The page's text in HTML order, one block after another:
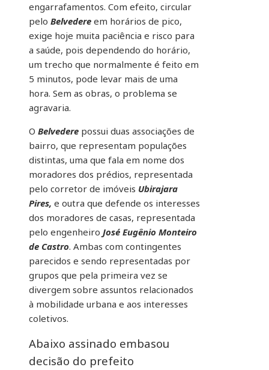
engarrafamentos. Com efeito, circular
pelo Belvedere em horários de pico,
exige hoje muita paciência e risco para
a saúde, pois dependendo do horário,
um trecho que normalmente é feito em
5 minutos, pode levar mais de uma
hora. Sem as obras, o problema se
agravaria.
O Belvedere possui duas associações de
bairro, que representam populações
distintas, uma que fala em nome dos
moradores dos prédios, representada
pelo corretor de imóveis Ubirajara
Pires, e outra que defende os interesses
dos moradores de casas, representada
pelo engenheiro José Eugênio Monteiro
de Castro. Ambas com contingentes
parecidos e sendo representadas por
grupos que pela primeira vez se
divergem sobre assuntos relacionados
à mobilidade urbana e aos interesses
coletivos.
Abaixo assinado embasou
decisão do prefeito